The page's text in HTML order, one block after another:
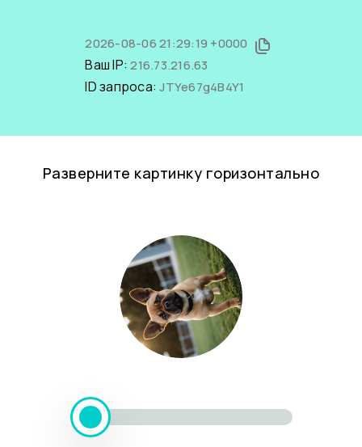
2026-08-06 21:29:19 +0000
Ваш IP:216.73.216.63
ID запроса:JTYe67g4B4Y1
Разверните картинку горизонтально